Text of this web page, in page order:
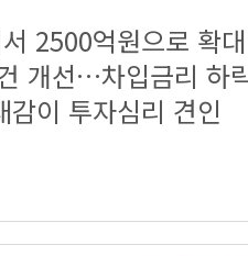
2500억원으로 확대
개선…차입금리 하
이 투자심리 견인